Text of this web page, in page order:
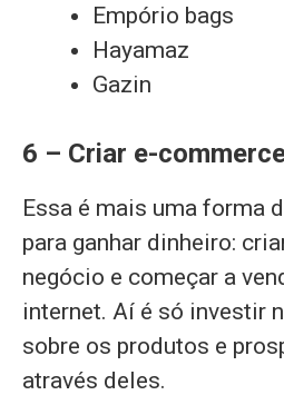
Empório bags
Hayamaz
Gazin
6 – Criar e-
Essa é mais uma forma
para ganhar dinheiro:
negócio e começar a
internet. Aí é só investir
sobre os produtos e
através deles.